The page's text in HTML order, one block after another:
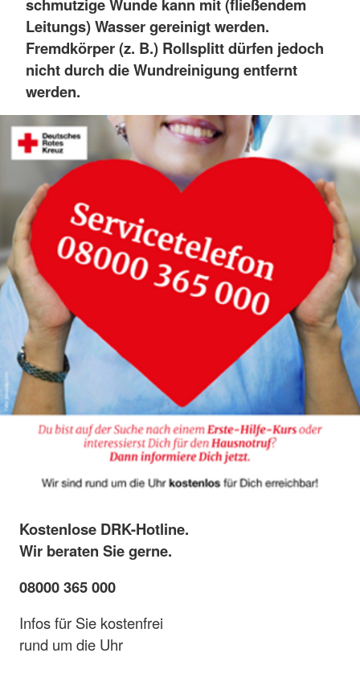
schmutzige Wunde kann mit (fließendem
Leitungs) Wasser gereinigt werden.
Fremdkörper (z. B.) Rollsplitt dürfen jedoch
nicht durch die Wundreinigung entfernt
werden.
Kostenlose DRK-Hotline.
Wir beraten Sie gerne.
08000 365 000
Infos für Sie kostenfrei
rund um die Uhr